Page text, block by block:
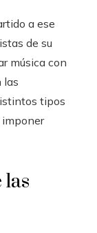
a ese
de su
música con
las
tipos
imponer